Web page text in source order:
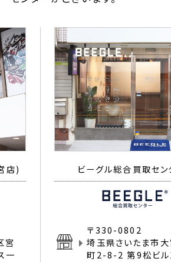
店)
宮
一
ビーグル総合買取セン
〒330-0802
埼玉県さいたま市
町2-8-2 第9松ビル